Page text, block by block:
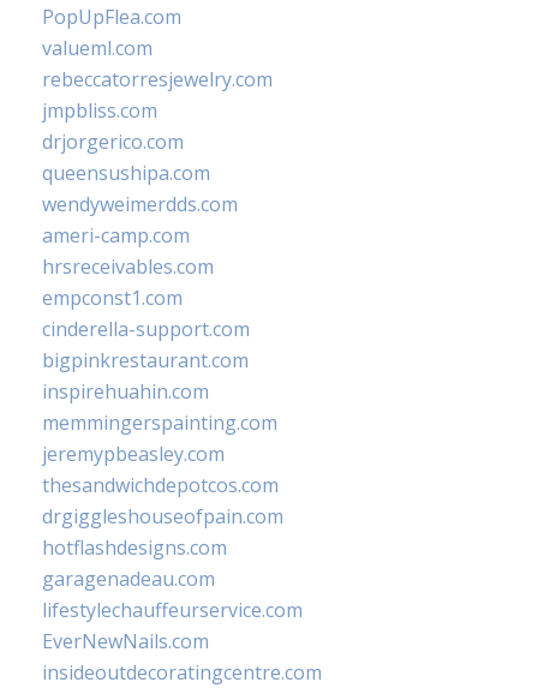
PopUpFlea.com
valueml.com
rebeccatorresjewelry.com
jmpbliss.com
drjorgerico.com
queensushipa.com
wendyweimerdds.com
ameri-camp.com
hrsreceivables.com
empconst1.com
cinderella-support.com
bigpinkrestaurant.com
inspirehuahin.com
memmingerspainting.com
jeremypbeasley.com
thesandwichdepotcos.com
drgiggleshouseofpain.com
hotflashdesigns.com
garagenadeau.com
lifestylechauffeurservice.com
EverNewNails.com
insideoutdecoratingcentre.com